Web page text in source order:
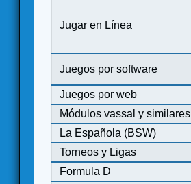
Jugar en Línea
Juegos por software
Juegos por web
Módulos vassal y similares
La Española (BSW)
Torneos y Ligas
Formula D